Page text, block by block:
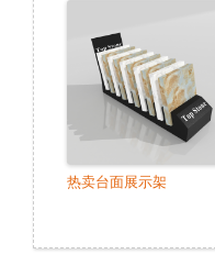
热卖台面展示架